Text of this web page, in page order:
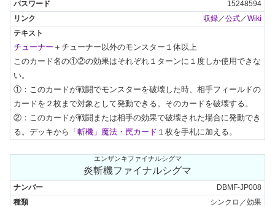
15248594
収録／公式／Wiki
チューナー ＋チューナー以外のモンスター１体以上
このカード名の①②の効果はそれぞれ１ターンに１度しか使用できな
い。
①：このカードが戦闘でモンスターを破壊した時、相手フィールドの
カードを２枚まで対象として発動できる。そのカードを破壊する。
②：このカードが戦闘または相手の効果で破壊された場合に発動でき
る。デッキから 「斬機」魔法・罠カード １枚を手札に加える。
エンザンキファイナルシグマ
炎斬機ファイナルシグマ
DBMF-JP008
シンクロ／効果